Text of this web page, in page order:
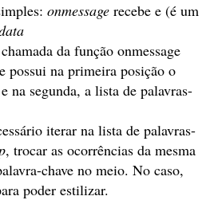
onmessage recebe e (é um
da função onmessage
possui na primeira posição o
na segunda, a lista de palavras-
iterar na lista de palavras-
, trocar as ocorrências da mesma
chave no meio. No caso,
poder estilizar.